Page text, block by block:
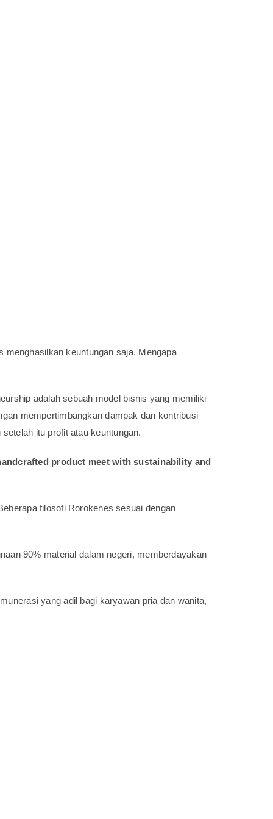
menghasilkan keuntungan saja. Mengapa
adalah sebuah model bisnis yang memiliki
mempertimbangkan dampak dan kontribusi
itu profit atau keuntungan.
product meet with sustainability and
filosofi Rorokenes sesuai dengan
90% material dalam negeri, memberdayakan
yang adil bagi karyawan pria dan wanita,